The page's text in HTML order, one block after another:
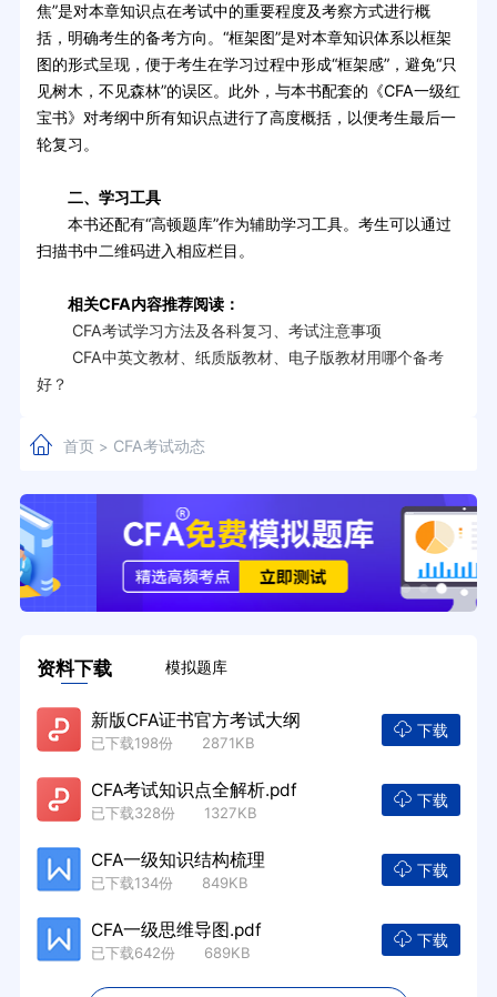
焦”是对本章知识点在考试中的重要程度及考察方式进行概
括，明确考生的备考方向。“框架图”是对本章知识体系以框架
图的形式呈现，便于考生在学习过程中形成“框架感”，避免“只
见树木，不见森林”的误区。此外，与本书配套的《CFA一级红
宝书》对考纲中所有知识点进行了高度概括，以便考生最后一
轮复习。
二、学习工具
本书还配有“高顿题库”作为辅助学习工具。考生可以通过
扫描书中二维码进入相应栏目。
相关CFA内容推荐阅读：
CFA考试学习方法及各科复习、考试注意事项
CFA中英文教材、纸质版教材、电子版教材用哪个备考
好？
首页> CFA考试动态
资料下载 模拟题库
新版CFA证书官方考试大纲
已下载198份 2871KB
下载
CFA考试知识点全解析.pdf
已下载328份 1327KB
下载
CFA一级知识结构梳理
已下载134份 849KB
下载
CFA一级思维导图.pdf
已下载642份 689KB
下载